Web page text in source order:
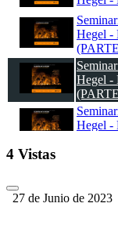
Hegel -
Hegel -
Hegel -
4 Vistas
27 de Junio de 2023